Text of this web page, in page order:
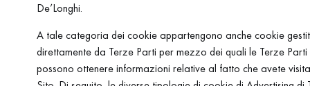
De’Longhi.
A tale categoria dei cookie appartengono anche cookie
direttamente da Terze Parti per mezzo dei quali le Terze Parti
possono ottenere informazioni relative al fatto che avete